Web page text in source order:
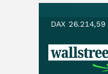
DAX 26.214,59